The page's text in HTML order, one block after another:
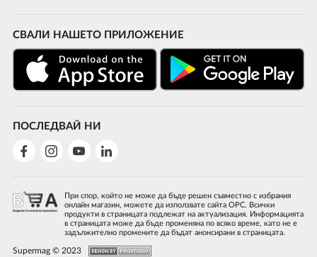
СВАЛИ НАШЕТО ПРИЛОЖЕНИЕ
ПОСЛЕДВАЙ НИ
При спор, който не може да бъде решен съвместно с избрания
онлайн магазин, можете да използвате сайта ОРС. Всички
продукти в страницата подлежат на актуализация. Информацията
в страницата може да бъде променяна по всяко време, като не е
задължително промените да бъдат анонсирани в страницата.
Supermag © 2023